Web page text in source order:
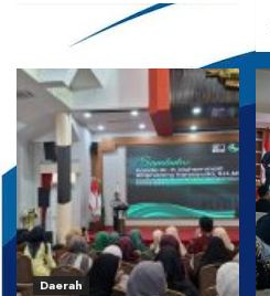
about
DPRD
Kebijakan
Ekspor
Sawit
Satu
Pintu,
Jimmi
Dorong
Petani
Masuk
Daerah